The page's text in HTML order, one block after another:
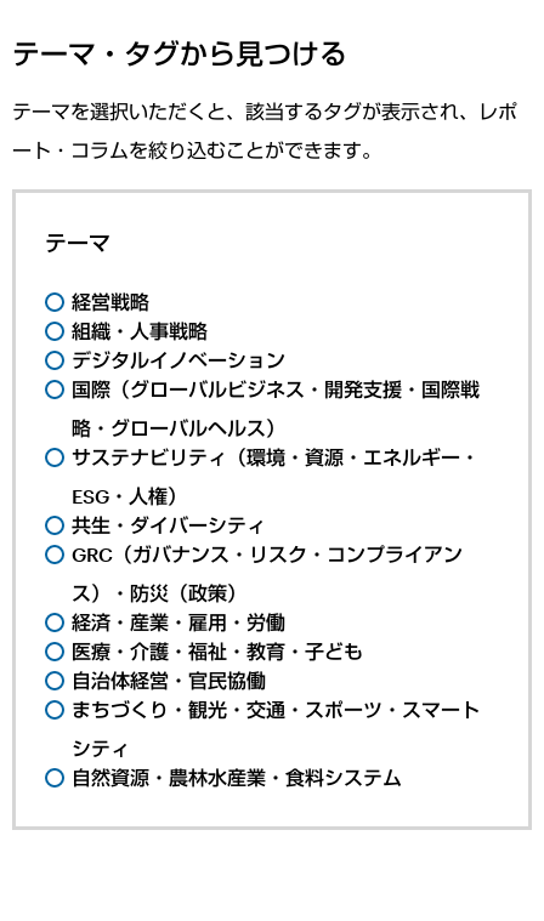
テーマ・タグから見つける
テーマを選択いただくと、該当するタグが表示され、レポ
ート・コラムを絞り込むことができます。
テーマ
経営戦略
組織・人事戦略
デジタルイノベーション
国際（グローバルビジネス・開発支援・国際戦
略・グローバルヘルス）
サステナビリティ（環境・資源・エネルギー・
ESG・人権）
共生・ダイバーシティ
GRC（ガバナンス・リスク・コンプライアン
ス）・防災（政策）
経済・産業・雇用・労働
医療・介護・福祉・教育・子ども
自治体経営・官民協働
まちづくり・観光・交通・スポーツ・スマート
シティ
自然資源・農林水産業・食料システム